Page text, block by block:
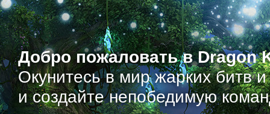
Добро пожаловать в Dragon
Окунитесь в мир жарких битв
и создайте непобедимую